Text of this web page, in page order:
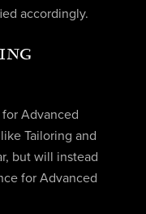
accordingly.
Advanced
Tailoring and
but will instead
for Advanced